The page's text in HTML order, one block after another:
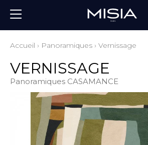
Accueil › Panoramiques › Vernissage
VERNISSAGE
Panoramiques CASAMANCE